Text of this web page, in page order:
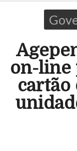
on-line
cartão